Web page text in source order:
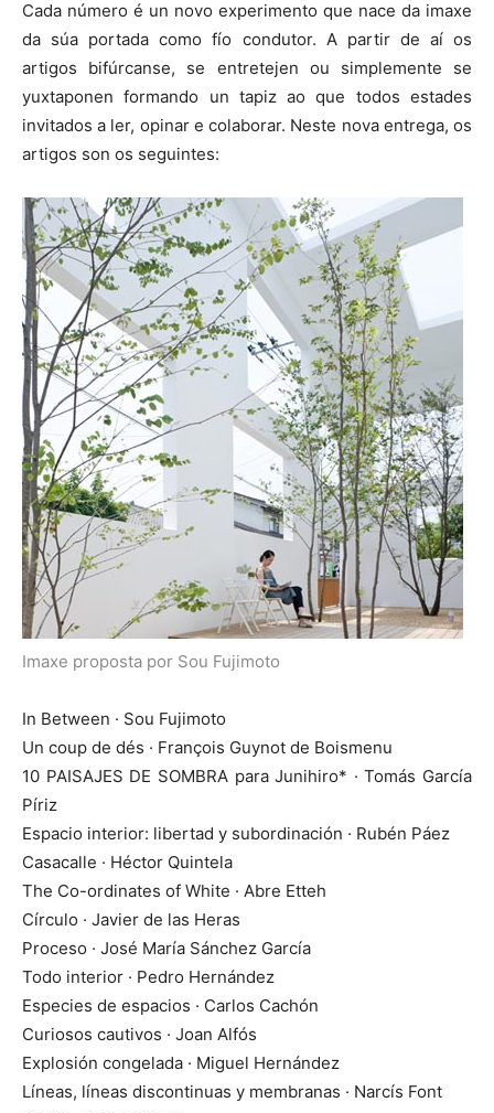
Cada número é un novo experimento que nace da imaxe
da súa portada como fío condutor. A partir de aí os
artigos bifúrcanse, se entretejen ou simplemente se
yuxtaponen formando un tapiz ao que todos estades
invitados a ler, opinar e colaborar. Neste nova entrega, os
artigos son os seguintes:
Imaxe proposta por Sou Fujimoto
In Between · Sou Fujimoto
Un coup de dés · François Guynot de Boismenu
10 PAISAJES DE SOMBRA para Junihiro* · Tomás García
Píriz
Espacio interior: libertad y subordinación · Rubén Páez
Casacalle · Héctor Quintela
The Co-ordinates of White · Abre Etteh
Círculo · Javier de las Heras
Proceso · José María Sánchez García
Todo interior · Pedro Hernández
Especies de espacios · Carlos Cachón
Curiosos cautivos · Joan Alfós
Explosión congelada · Miguel Hernández
Líneas, líneas discontinuas y membranas · Narcís Font